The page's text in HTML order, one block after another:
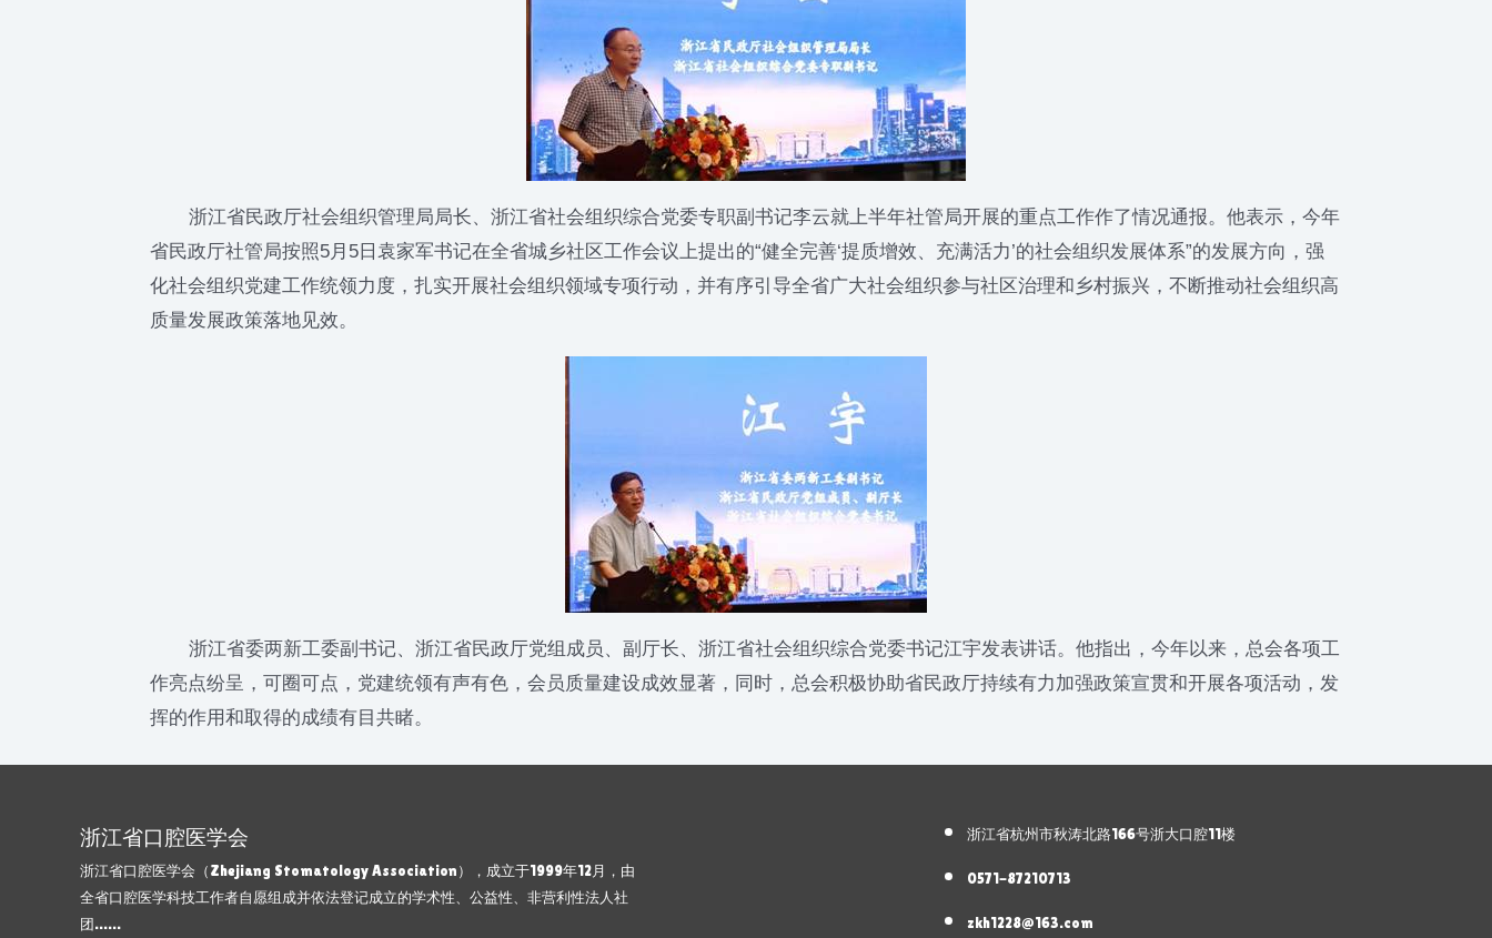
浙江省民政厅社会组织管理局局长、浙江省社会组织综合党委专职副书记李云就上半年社管局开展的重点工作作了情况通报。他表示，今年
省民政厅社管局按照5月5日袁家军书记在全省城乡社区工作会议上提出的“健全完善‘提质增效、充满活力’的社会组织发展体系”的发展方向，强
化社会组织党建工作统领力度，扎实开展社会组织领域专项行动，并有序引导全省广大社会组织参与社区治理和乡村振兴，不断推动社会组织高
质量发展政策落地见效。
浙江省委两新工委副书记、浙江省民政厅党组成员、副厅长、浙江省社会组织综合党委书记江宇发表讲话。他指出，今年以来，总会各项工
作亮点纷呈，可圈可点，党建统领有声有色，会员质量建设成效显著，同时，总会积极协助省民政厅持续有力加强政策宣贯和开展各项活动，发
挥的作用和取得的成绩有目共睹。
浙江省口腔医学会
浙江省口腔医学会（Zhejiang Stomatology Association），成立于1999年12月，由
全省口腔医学科技工作者自愿组成并依法登记成立的学术性、公益性、非营利性法人社
团……
浙江省杭州市秋涛北路166号浙大口腔11楼
0571-87210713
zkh1228@163.com